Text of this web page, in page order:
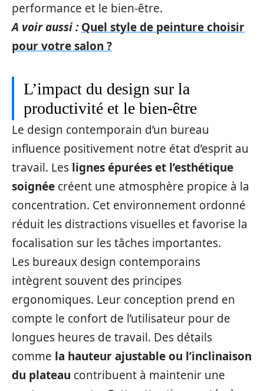
performance et le bien-être.
A voir aussi : Quel style de peinture choisir
pour votre salon ?
L’impact du design sur la
productivité et le bien-être
Le design contemporain d’un bureau
influence positivement notre état d’esprit au
travail. Les lignes épurées et l’esthétique
soignée créent une atmosphère propice à la
concentration. Cet environnement ordonné
réduit les distractions visuelles et favorise la
focalisation sur les tâches importantes.
Les bureaux design contemporains
intègrent souvent des principes
ergonomiques. Leur conception prend en
compte le confort de l’utilisateur pour de
longues heures de travail. Des détails
comme la hauteur ajustable ou l’inclinaison
du plateau contribuent à maintenir une